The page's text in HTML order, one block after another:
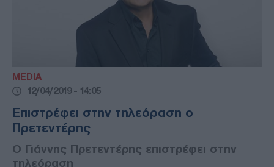
MEDIA
12/04/2019 - 14:05
Επιστρέφει στην τηλεόραση ο
Πρετεντέρης
Ο Γιάννης Πρετεντέρης επιστρέφει στην
τηλεόραση